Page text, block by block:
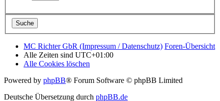
MC Richter GbR (Impressum / Datenschutz) Foren-Übersicht
Alle Zeiten sind UTC+01:00
Alle Cookies löschen
Powered by phpBB® Forum Software © phpBB Limited
Deutsche Übersetzung durch phpBB.de